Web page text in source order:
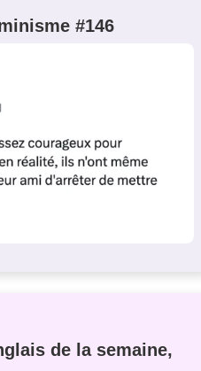
#146
de la semaine,